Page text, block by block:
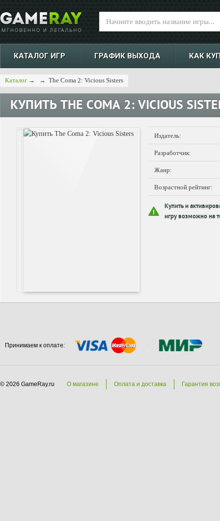
КАТАЛОГ ИГР ГРАФИК ВЫХОДА КАК
Каталог → → The Coma 2: Vicious Sisters
КУПИТЬ THE COMA 2: VICIOUS
Издатель:
Разработчик:
Жанр:
Возрастной рейтинг:
Купить и
игру возможно на
Принимаем к оплате:
© 2026 GameRay.ru О магазине Оплата и доставка Гарантия